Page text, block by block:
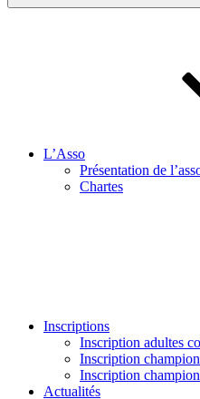
L’Asso
Présentation de
Chartes
Inscriptions
Inscription adultes
Inscription
Inscription
Actualités